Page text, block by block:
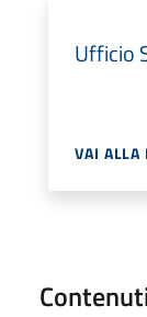
Ufficio
VAI ALLA